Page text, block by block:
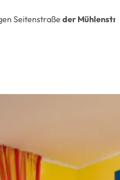
Seitenstraßeder